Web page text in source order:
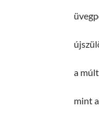
a
mint